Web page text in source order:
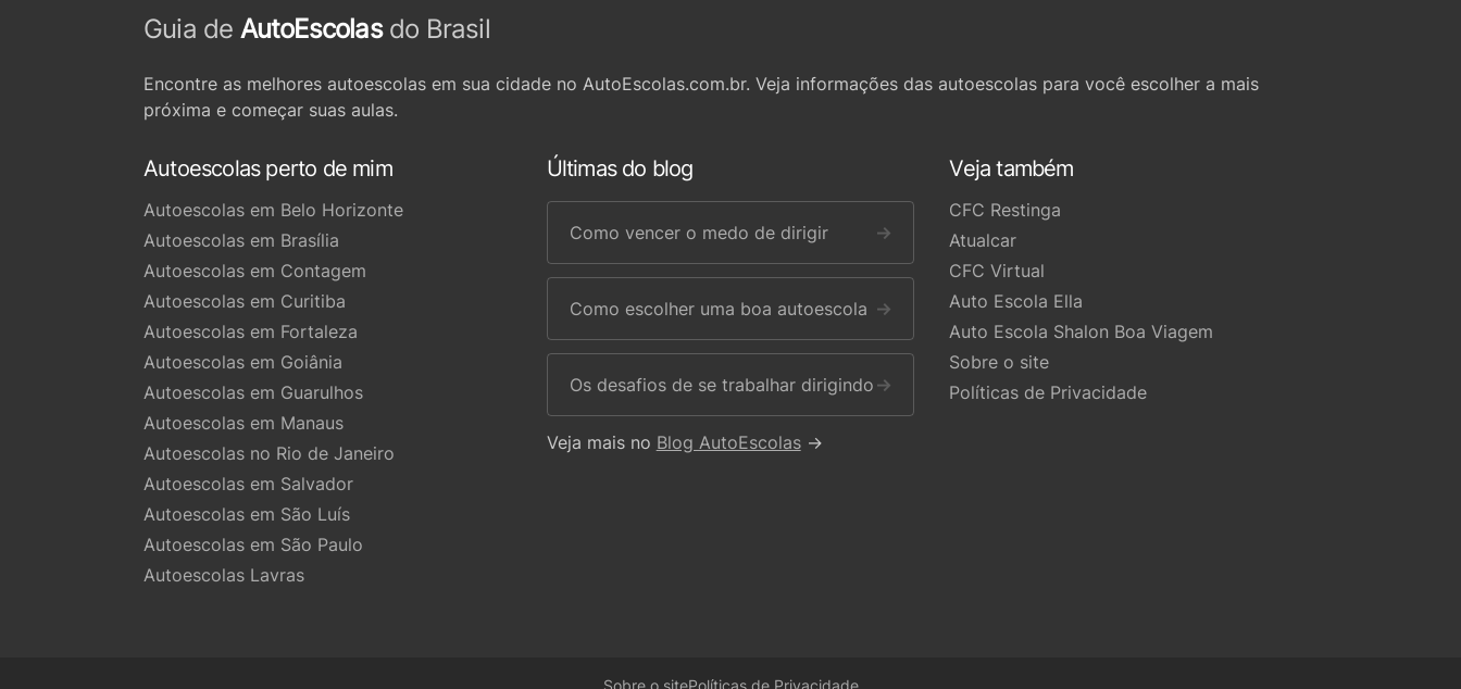
Guia de AutoEscolasdo Brasil
Encontre as melhores autoescolas em sua cidade no AutoEscolas.com.br. Veja informações das autoescolas para você escolher a mais
próxima e começar suas aulas.
Autoescolas perto de mim
Autoescolas em Belo Horizonte
Autoescolas em Brasília
Autoescolas em Contagem
Autoescolas em Curitiba
Autoescolas em Fortaleza
Autoescolas em Goiânia
Autoescolas em Guarulhos
Autoescolas em Manaus
Autoescolas no Rio de Janeiro
Autoescolas em Salvador
Autoescolas em São Luís
Autoescolas em São Paulo
Autoescolas Lavras
Últimas do blog
Como vencer o medo de dirigir →
Como escolher uma boa autoescola →
Os desafios de se trabalhar dirigindo →
Veja mais no Blog AutoEscolas→
Veja também
CFC Restinga
Atualcar
CFC Virtual
Auto Escola Ella
Auto Escola Shalon Boa Viagem
Sobre o site
Políticas de Privacidade